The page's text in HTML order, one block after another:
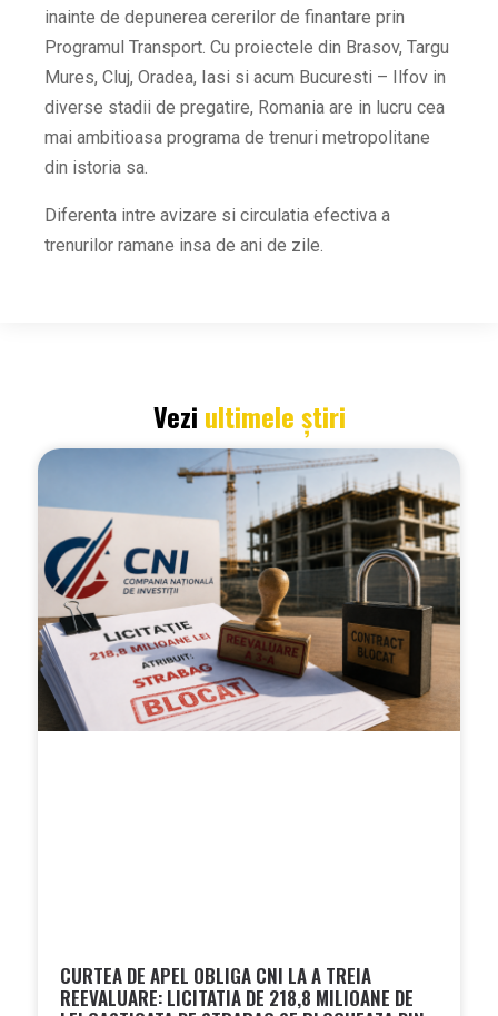
inainte de depunerea cererilor de finantare prin
Programul Transport. Cu proiectele din Brasov, Targu
Mures, Cluj, Oradea, Iasi si acum Bucuresti – Ilfov in
diverse stadii de pregatire, Romania are in lucru cea
mai ambitioasa programa de trenuri metropolitane
din istoria sa.
Diferenta intre avizare si circulatia efectiva a
trenurilor ramane insa de ani de zile.
Vezi ultimele știri
CURTEA DE APEL OBLIGA CNI LA A TREIA
REEVALUARE: LICITATIA DE 218,8 MILIOANE DE